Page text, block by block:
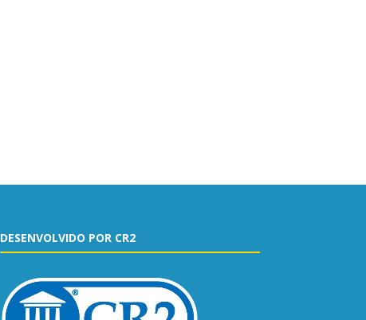
DESENVOLVIDO POR CR2